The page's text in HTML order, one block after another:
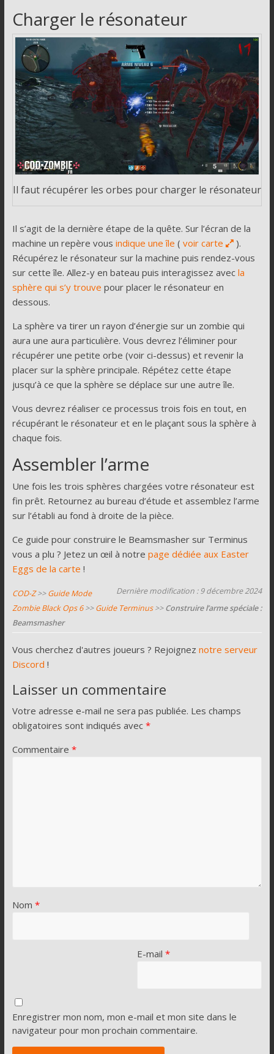
Charger le résonateur
Il faut récupérer les orbes pour charger le résonateur
Il s’agit de la dernière étape de la quête. Sur l’écran de la
machine un repère vous indique une île ( voir carte
).
Récupérez le résonateur sur la machine puis rendez-vous
sur cette île. Allez-y en bateau puis interagissez avec la
sphère qui s’y trouve pour placer le résonateur en
dessous.
La sphère va tirer un rayon d’énergie sur un zombie qui
aura une aura particulière. Vous devrez l’éliminer pour
récupérer une petite orbe (voir ci-dessus) et revenir la
placer sur la sphère principale. Répétez cette étape
jusqu’à ce que la sphère se déplace sur une autre île.
Vous devrez réaliser ce processus trois fois en tout, en
récupérant le résonateur et en le plaçant sous la sphère à
chaque fois.
Assembler l’arme
Une fois les trois sphères chargées votre résonateur est
fin prêt. Retournez au bureau d’étude et assemblez l’arme
sur l’établi au fond à droite de la pièce.
Ce guide pour construire le Beamsmasher sur Terminus
vous a plu ? Jetez un œil à notre page dédiée aux Easter
Eggs de la carte !
Dernière modification : 9 décembre 2024
COD-Z>>Guide Mode
Zombie Black Ops 6>>Guide Terminus>>Construire l’arme spéciale :
Beamsmasher
Vous cherchez d'autres joueurs ? Rejoignez notre serveur
Discord !
Laisser un commentaire
Votre adresse e-mail ne sera pas publiée. Les champs
obligatoires sont indiqués avec *
Commentaire *
Nom *
E-mail *
Enregistrer mon nom, mon e-mail et mon site dans le
navigateur pour mon prochain commentaire.